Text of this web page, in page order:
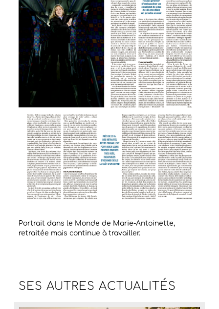
Portrait dans le Monde de Marie-Antoinette,
retraitée mais continue à travailler.
SES AUTRESACTUALITÉS